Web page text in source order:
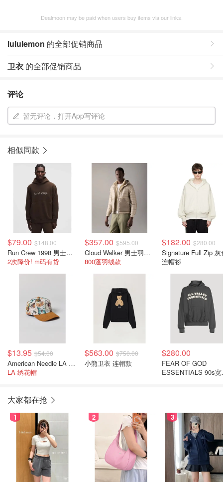
Dealmoon may be paid when users buy items via our links.
lululemon 的全部促销商品
卫衣 的全部促销商品
评论
暂无评论，打开App写评论
相似同款
$79.00 $148.00
Run Crew 1998 男士连帽卫衣
2次降价! m码有货
$357.00 $595.00
Cloud Walker 男士羽绒连帽衫
800蓬羽绒款
$182.00 $280.00
Signature Full Zip 灰
连帽衫
$13.95 $54.00
American Needle LA 提花棒球帽
LA 绣花帽
$563.00 $750.00
小熊卫衣 连帽款
$280.00
FEAR OF GOD
ESSENTIALS 90s
大家都在抢
1 2 3